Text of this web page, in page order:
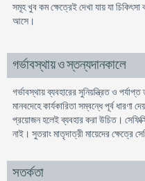
সমূহ খুব কম ক্ষেত্রেই দেখা যায় যা
আসে।
গর্ভাবস্থায় ও স্তন্যদানকালে
গর্ভাবস্থায় ব্যবহারের সুনিয়ন্ত্রিত ও
মানবদেহে কার্যকারিতা সম্বন্ধে পূর্ব ধারণা
প্রয়োজন হলেই ব্যবহার করা উচিত।
নাই। সুতরাং মাতৃদাত্রী মায়েদের ক্ষেত্রে
সতর্কতা